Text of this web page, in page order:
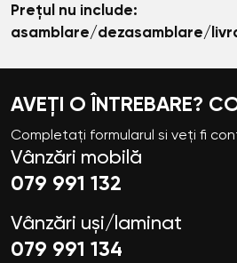
Prețul nu include:
asamblare/dezasamblare/
AVEȚI O ÎNTREBARE?
Completați formularul si veți fi
Vânzări mobilă
079 991 132
Vânzări uși/laminat
079 991 134